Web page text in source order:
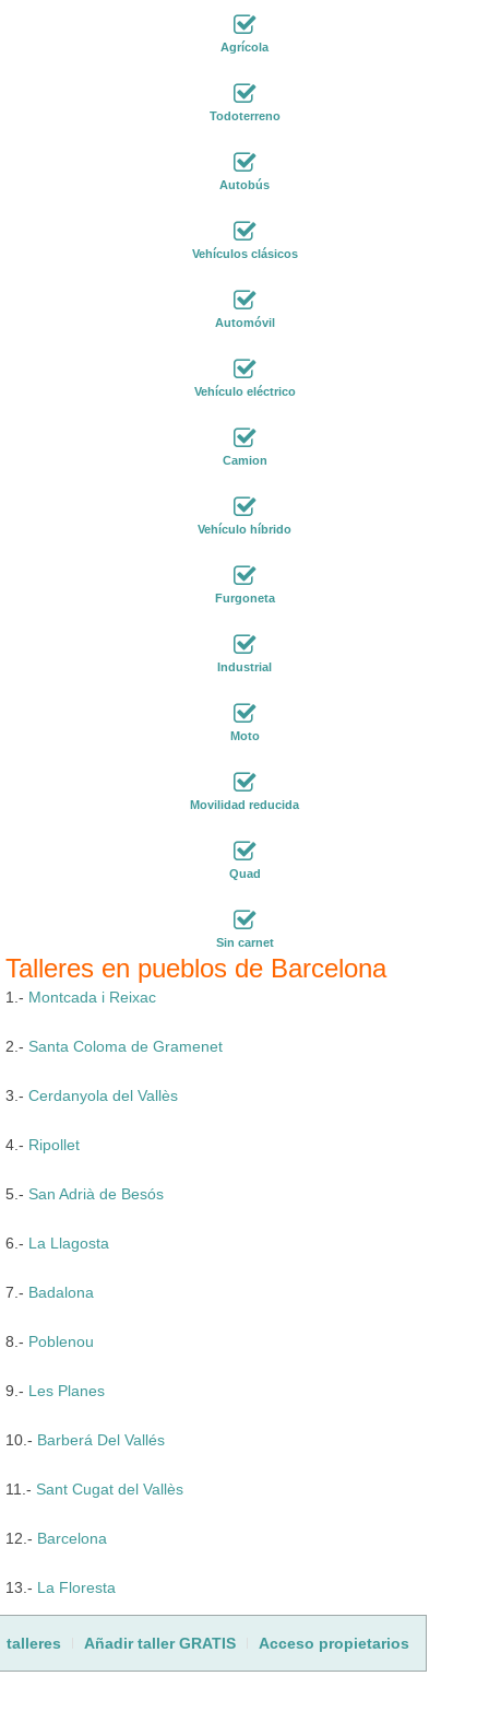
Agrícola
Todoterreno
Autobús
Vehículos clásicos
Automóvil
Vehículo eléctrico
Camion
Vehículo híbrido
Furgoneta
Industrial
Moto
Movilidad reducida
Quad
Sin carnet
Talleres en pueblos de Barcelona
1.- Montcada i Reixac
2.- Santa Coloma de Gramenet
3.- Cerdanyola del Vallès
4.- Ripollet
5.- San Adrià de Besós
6.- La Llagosta
7.- Badalona
8.- Poblenou
9.- Les Planes
10.- Barberá Del Vallés
11.- Sant Cugat del Vallès
12.- Barcelona
13.- La Floresta
talleres Añadir taller GRATIS Acceso propietarios